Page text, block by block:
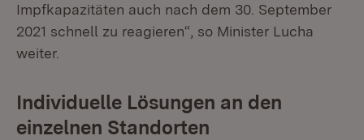
Impfkapazitäten auch nach dem 30. September
2021 schnell zu reagieren“, so Minister Lucha
weiter.
Individuelle Lösungen an den
einzelnen Standorten